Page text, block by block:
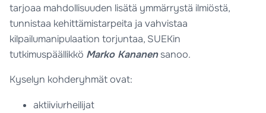
tarjoaa mahdollisuuden lisätä ymmärrystä ilmiöstä,
tunnistaa kehittämistarpeita ja vahvistaa
kilpailumanipulaation torjuntaa, SUEKin
tutkimuspäällikkö Marko Kananensanoo.
Kyselyn kohderyhmät ovat:
aktiiviurheilijat